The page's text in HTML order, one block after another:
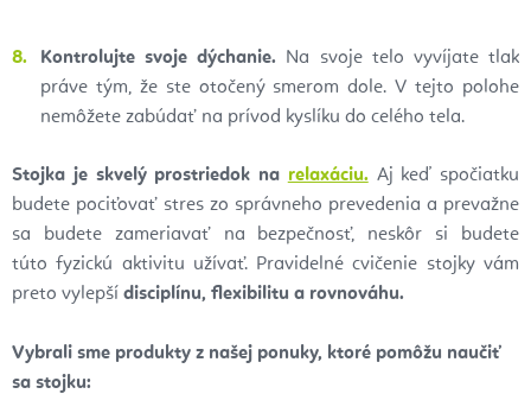
Kontrolujte svoje dýchanie. Na svoje telo vyvíjate tlak
práve tým, že ste otočený smerom dole. V tejto polohe
nemôžete zabúdať na prívod kyslíku do celého tela.
Stojka je skvelý prostriedok na relaxáciu.Aj keď spočiatku
budete pociťovať stres zo správneho prevedenia a prevažne
sa budete zameriavať na bezpečnosť, neskôr si budete
túto fyzickú aktivitu užívať. Pravidelné cvičenie stojky vám
preto vylepší disciplínu, flexibilitu a rovnováhu.
Vybrali sme produkty z našej ponuky, ktoré pomôžu naučiť
sa stojku: